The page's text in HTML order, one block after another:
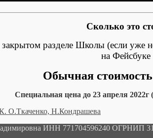
Сколько это
разделе Школы (если
на Фейсбуке
Обычная стоимость
Специальная цена до 23 апреля
ИНН 771704596240 ОГРНИП